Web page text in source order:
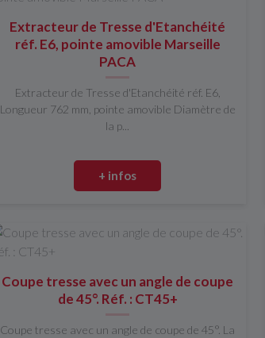
Extracteur de Tresse d'Etanchéité
réf. E6, pointe amovible Marseille
PACA
Extracteur de Tresse d'Etanchéité réf. E6,
Longueur 762 mm, pointe amovible Diamètre de
la p...
+ infos
Coupe tresse avec un angle de coupe
de 45°. Réf. : CT45+
Coupe tresse avec un angle de coupe de 45°. La